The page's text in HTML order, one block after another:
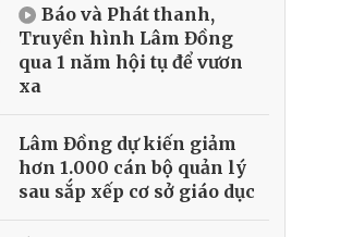
Báo và Phát thanh,
Truyền hình Lâm Đồng
qua 1 năm hội tụ để vươn
xa
Lâm Đồng dự kiến giảm
hơn 1.000 cán bộ quản lý
sau sắp xếp cơ sở giáo dục